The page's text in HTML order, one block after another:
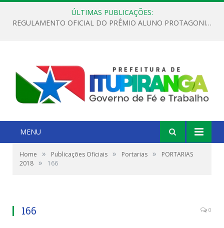
ÚLTIMAS PUBLICAÇÕES:
REGULAMENTO OFICIAL DO PRÊMIO ALUNO PROTAGONISTA – EDIÇÃO 2026
MENU
Home » Publicações Oficiais » Portarias »
PORTARIAS
2018 » 166
166 0